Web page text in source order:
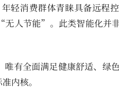
消费群体青睐具备远程
人节能”。此类智能化并
有全面满足健康舒适、绿
内核。